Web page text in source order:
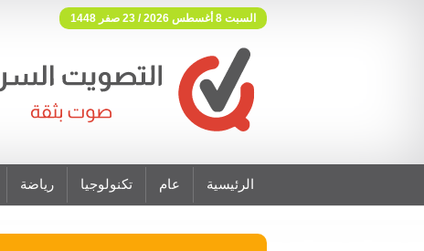
السبت 8 أغسطس 2026 / 23 صفر 1448
فوتنج فري موقع تصويت مجاني
الرئيسية عام تكنولوجيا رياضة